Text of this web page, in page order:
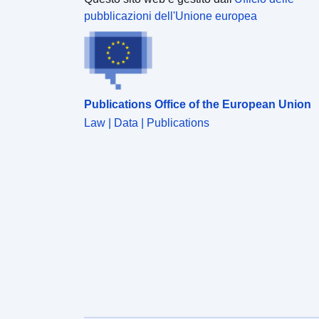
pubblicazioni dell'Unione europea
Publications Office of the European Union
Law | Data | Publications